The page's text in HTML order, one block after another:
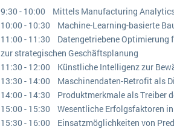
9:30 - 10:00 Mittels Manufacturing
10:00 - 10:30 Machine-Learning-basierte
11:00 - 11:30 Datengetriebene Optimierung
zur strategischen Geschäftsplanung
11:30 - 12:00 Künstliche Intelligenz zur
13:30 - 14:00 Maschinendaten-Retrofit als
14:00 - 14:30 Produktmerkmale als Treiber
15:00 - 15:30 Wesentliche Erfolgsfaktoren
15:30 - 16:00 Einsatzmöglichkeiten von